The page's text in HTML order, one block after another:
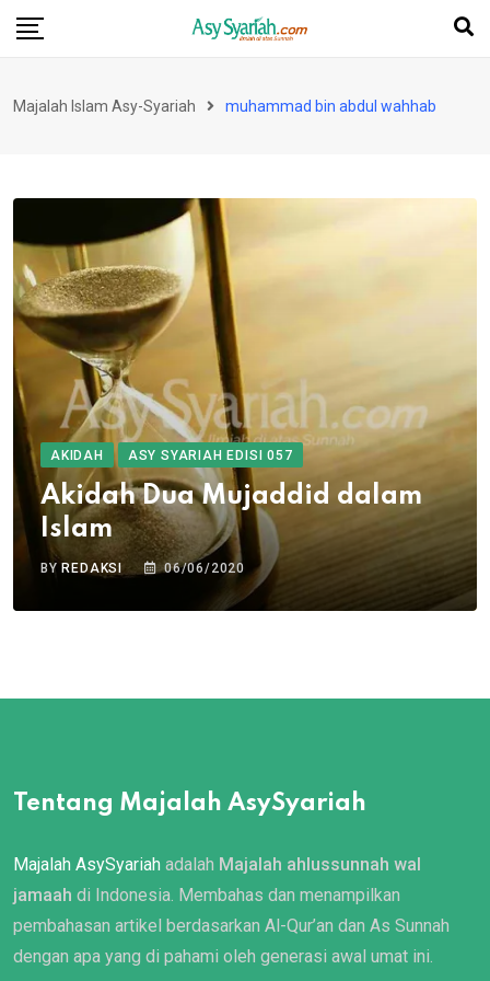
Skip
Majalah Islam Asy-Syariah muhammad bin abdul wahhab
AKIDAH ASY SYARIAH EDISI 057
Akidah Dua Mujaddid dalam
Islam
BYREDAKSI 06/06/2020
Tentang Majalah AsySyariah
Majalah AsySyariah adalah Majalah ahlussunnah wal
jamaah di Indonesia. Membahas dan menampilkan
pembahasan artikel berdasarkan Al-Qur’an dan As Sunnah
dengan apa yang di pahami oleh generasi awal umat ini.